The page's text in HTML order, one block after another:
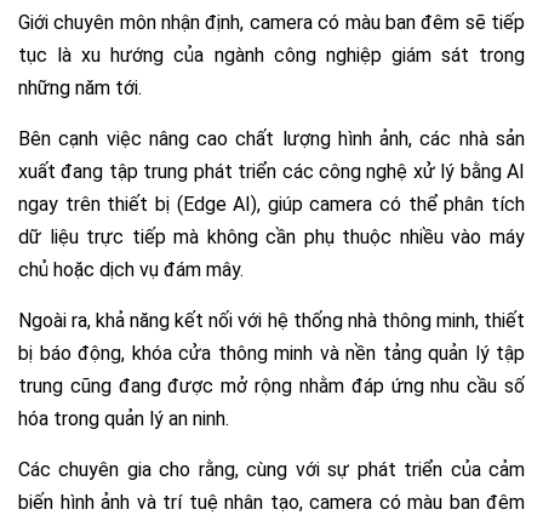
Giới chuyên môn nhận định, camera có màu ban đêm sẽ tiếp
tục là xu hướng của ngành công nghiệp giám sát trong
những năm tới.
Bên cạnh việc nâng cao chất lượng hình ảnh, các nhà sản
xuất đang tập trung phát triển các công nghệ xử lý bằng AI
ngay trên thiết bị (Edge AI), giúp camera có thể phân tích
dữ liệu trực tiếp mà không cần phụ thuộc nhiều vào máy
chủ hoặc dịch vụ đám mây.
Ngoài ra, khả năng kết nối với hệ thống nhà thông minh, thiết
bị báo động, khóa cửa thông minh và nền tảng quản lý tập
trung cũng đang được mở rộng nhằm đáp ứng nhu cầu số
hóa trong quản lý an ninh.
Các chuyên gia cho rằng, cùng với sự phát triển của cảm
biến hình ảnh và trí tuệ nhân tạo, camera có màu ban đêm